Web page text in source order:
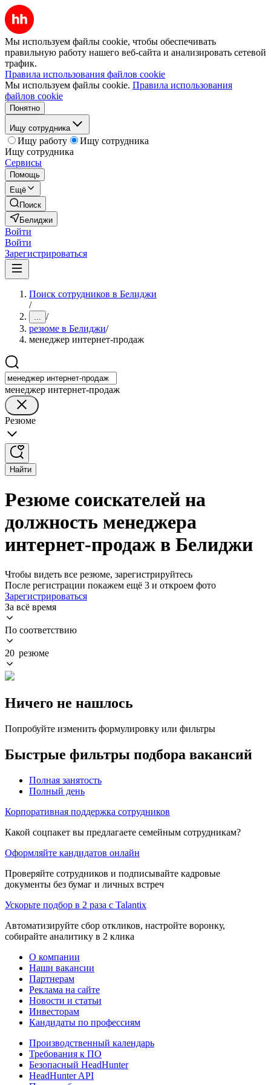
Мы используем файлы cookie, чтобы обеспечивать
правильную работу нашего веб-сайта и анализировать сетевой
трафик.
Правила использования файлов cookie
Мы используем файлы cookie. Правила использования
файлов cookie
Понятно
Ищу сотрудника
Ищу работу
Ищу сотрудника
Ищу сотрудника
Сервисы
Помощь
Ещё
Поиск
Белиджи
Войти
Войти
Зарегистрироваться
Поиск сотрудников в Белиджи
/
... /
резюме в Белиджи/
менеджер интернет-продаж
менеджер интернет-продаж
Резюме
Найти
Резюме соискателей на
должность менеджера
интернет-продаж в Белиджи
Чтобы видеть все резюме, зарегистрируйтесь
После регистрации покажем ещё 3 и откроем фото
Зарегистрироваться
За всё время
По соответствию
20 резюме
Ничего не нашлось
Попробуйте изменить формулировку или фильтры
Быстрые фильтры подбора вакансий
Полная занятость
Полный день
Корпоративная поддержка сотрудников
Какой соцпакет вы предлагаете семейным сотрудникам?
Оформляйте кандидатов онлайн
Проверяйте сотрудников и подписывайте кадровые
документы без бумаг и личных встреч
Ускорьте подбор в 2 раза с Talantix
Автоматизируйте сбор откликов, настройте воронку,
собирайте аналитику в 2 клика
О компании
Наши вакансии
Партнерам
Реклама на сайте
Новости и статьи
Инвесторам
Кандидаты по профессиям
Производственный календарь
Требования к ПО
Безопасный HeadHunter
HeadHunter API